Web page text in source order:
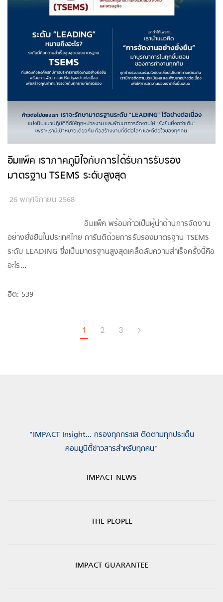
อิมแพ็ค เราภาคภูมิใจกับการได้รับการรับรอง
มาตรฐาน TSEMS ระดับสูงสุด
26 พฤศจิกายน 2568
อิมแพ็ค พร้อมก้าวเป็นผู้นำด้านการจัดงาน
อย่างยั่งยืนในประเทศไทย การันตีด้วยการรับรองมาตรฐาน TSEMS
ระดับ LEADING ซึ่งเป็นมาตรฐานสูงสุดเคล็ดลับความสำเร็จครั้งนี้คือ
อะไร...
ฮิต: 539
1 2 3
"IMPACT Insight... กรองทุกกระแส ติดตามทุกประเด็น
คอมมูนิตี้ข่าวสารสำหรับทุกคน"
IMPACT NEWS
THE PEOPLE
IMPACT GUARANTEE